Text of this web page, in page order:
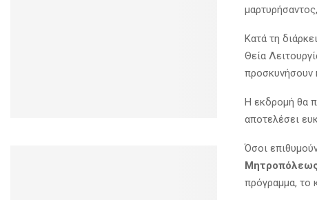
Κατά τη
Θεία
προσκυνήσουν
Η εκδρομή θα
αποτελέσει
Όσοι
Μητροπόλεως
πρόγραμμα, το